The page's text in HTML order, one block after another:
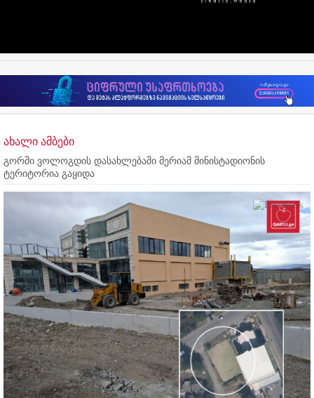
ახალი ამბები
გორში ვოლოგდის დასახლებაში მერიამ მინისტადიონის
ტერიტორია გაყიდა